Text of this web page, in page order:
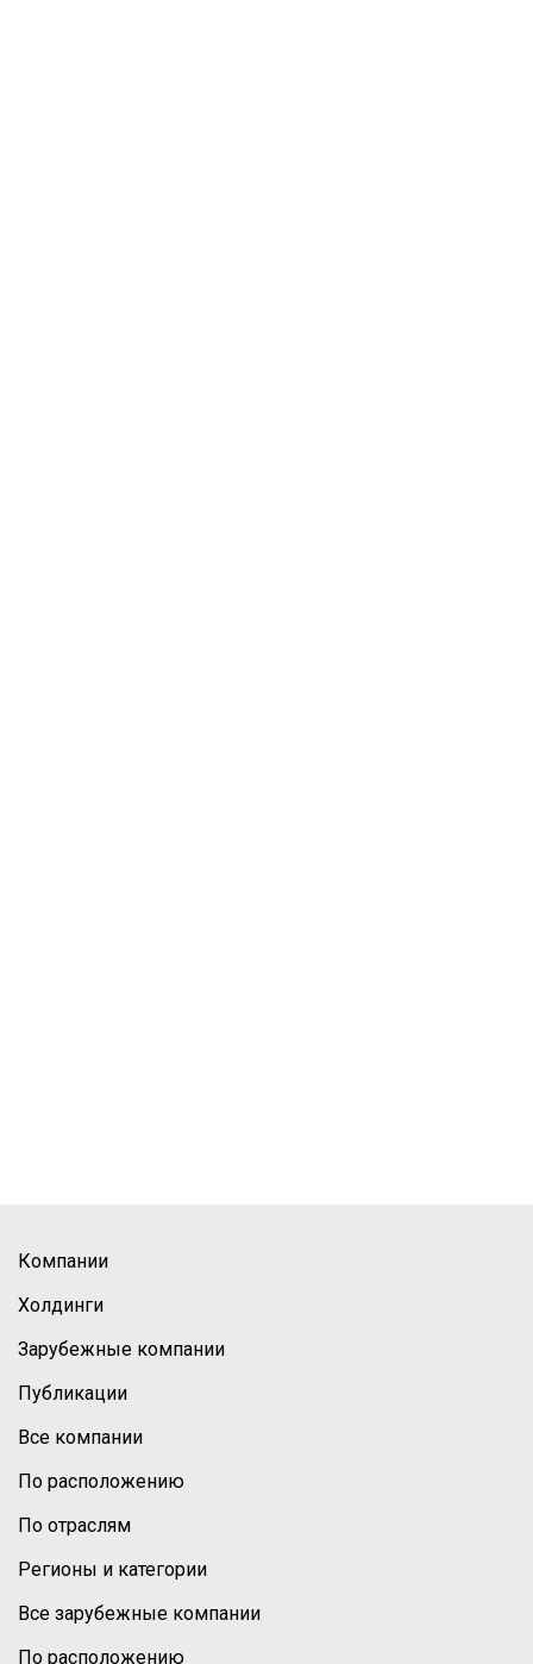
Компании
Холдинги
Зарубежные компании
Публикации
Все компании
По расположению
По отраслям
Регионы и категории
Все зарубежные компании
По расположению